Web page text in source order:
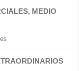
MEDIO